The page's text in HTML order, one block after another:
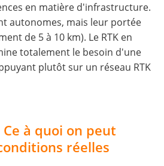
en matière d'infrastructure.
autonomes, mais leur portée
de 5 à 10 km). Le RTK en
totalement le besoin d'une
plutôt sur un réseau RTK
Ce à quoi on peut
réelles